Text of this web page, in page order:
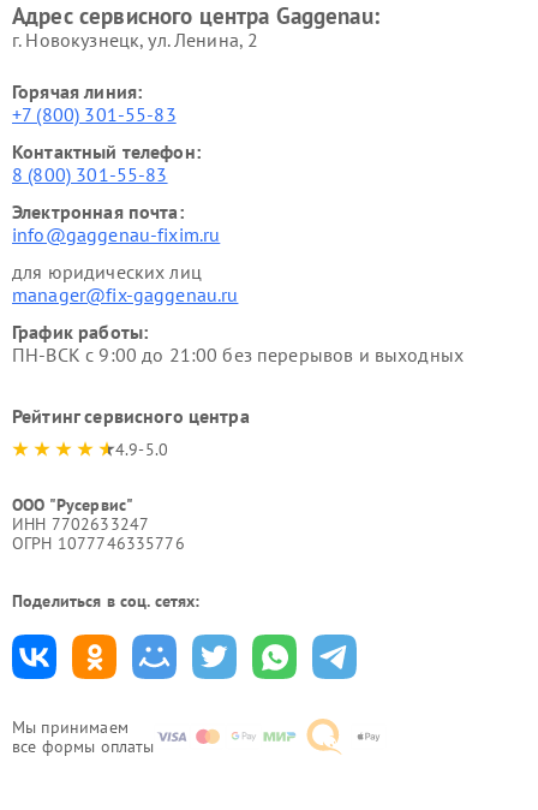
Мы принимаем
все формы оплаты
Адрес сервисного центра Gaggenau:
г. Новокузнецк, ул. Ленина, 2
Горячая линия:
+7 (800) 301-55-83
Контактный телефон:
8 (800) 301-55-83
Электронная почта:
info@gaggenau-fixim.ru
для юридических лиц
manager@fix-gaggenau.ru
График работы:
ПН-ВСК с 9:00 до 21:00 без перерывов и выходных
Рейтинг сервисного центра
4.9-5.0
ООО "Русервис"
ИНН 7702633247
ОГРН 1077746335776
Поделиться в соц. сетях: